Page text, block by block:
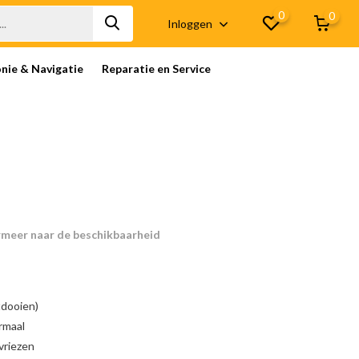
Inloggen
0 0
& Navigatie Reparatie en Service
naar de beschikbaarheid